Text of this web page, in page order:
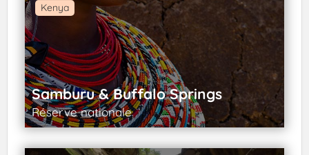
Kenya
Samburu & Buffalo Springs
Réserve nationale